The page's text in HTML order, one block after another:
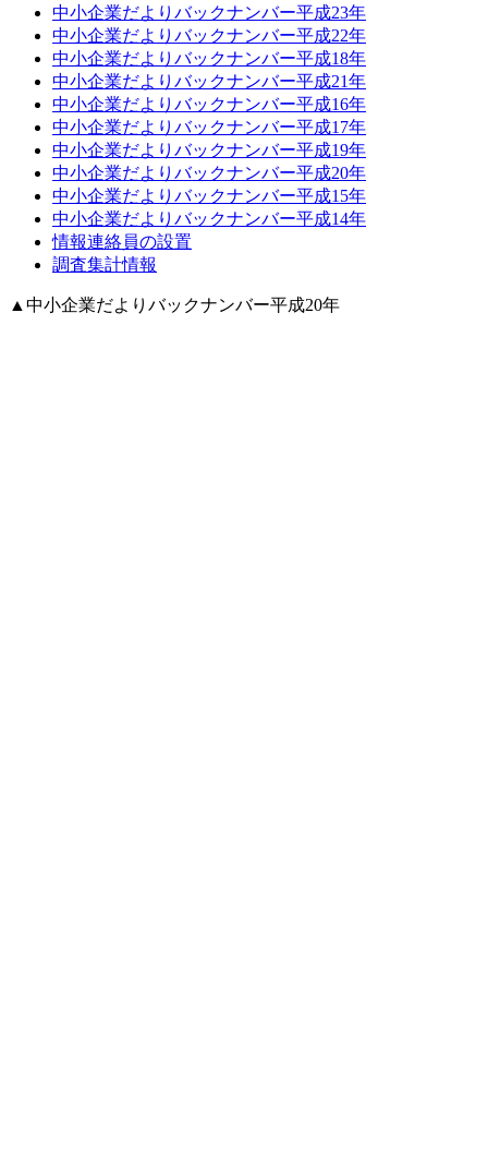
中小企業だよりバックナンバー平成23年
中小企業だよりバックナンバー平成22年
中小企業だよりバックナンバー平成18年
中小企業だよりバックナンバー平成21年
中小企業だよりバックナンバー平成16年
中小企業だよりバックナンバー平成17年
中小企業だよりバックナンバー平成19年
中小企業だよりバックナンバー平成20年
中小企業だよりバックナンバー平成15年
中小企業だよりバックナンバー平成14年
情報連絡員の設置
調査集計情報
▲ 中小企業だよりバックナンバー平成20年